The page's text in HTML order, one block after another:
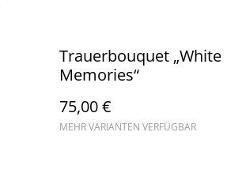
Trauerbouquet „White
Memories“
75,00 €
MEHR VARIANTEN VERFÜGBAR